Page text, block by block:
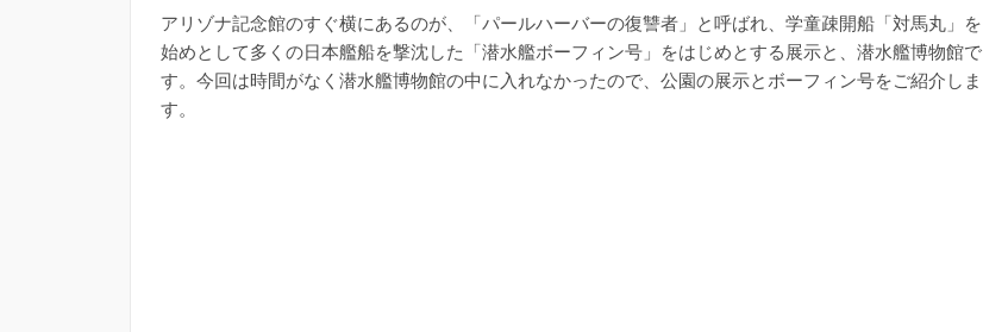
アリゾナ記念館のすぐ横にあるのが、「パールハーバーの復讐者」と呼ばれ、学童疎開船「対馬丸」を
始めとして多くの日本艦船を撃沈した「潜水艦ボーフィン号」をはじめとする展示と、潜水艦博物館で
す。今回は時間がなく潜水艦博物館の中に入れなかったので、公園の展示とボーフィン号をご紹介しま
す。